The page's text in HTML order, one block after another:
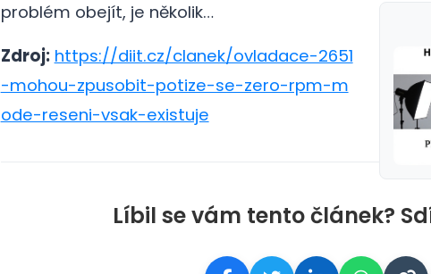
problém obejít, je několik…
Zdroj: https://diit.cz/clanek/ovladace-2651
-mohou-zpusobit-potize-se-zero-rpm-m
ode-reseni-vsak-existuje
Líbil se vám tento článek?